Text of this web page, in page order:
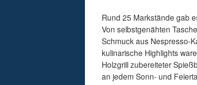
Rund 25 Markstände gab
Von selbstgenähten
Schmuck aus Nespresso-
kulinarische Highlights
Holzgrill zubereiteter
an jedem Sonn- und